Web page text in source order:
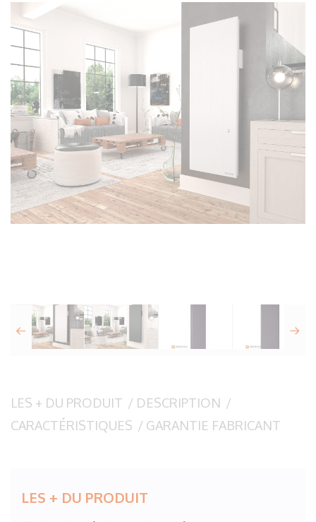
LES + DU PRODUIT / DESCRIPTION /
CARACTÉRISTIQUES / GARANTIE FABRICANT
LES + DU PRODUIT